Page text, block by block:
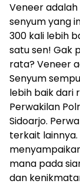
Veneer
senyum yang
300 kali lebih
satu sen! Gak
rata? Veneer
Senyum
lebih baik dari
Perwakilan
Sidoarjo.
terkait
mana pada
dan